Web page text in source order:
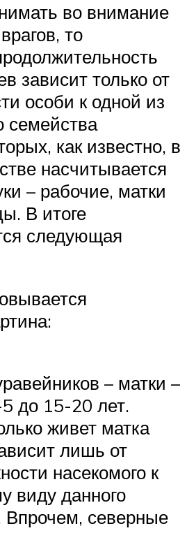
во внимание
то
зависит только от
особи к одной из
семейства
как известно, в
насчитывается
– рабочие, матки
В итоге
следующая
– матки –
до 15-20 лет.
живет матка
лишь от
насекомого к
виду данного
Впрочем, северные